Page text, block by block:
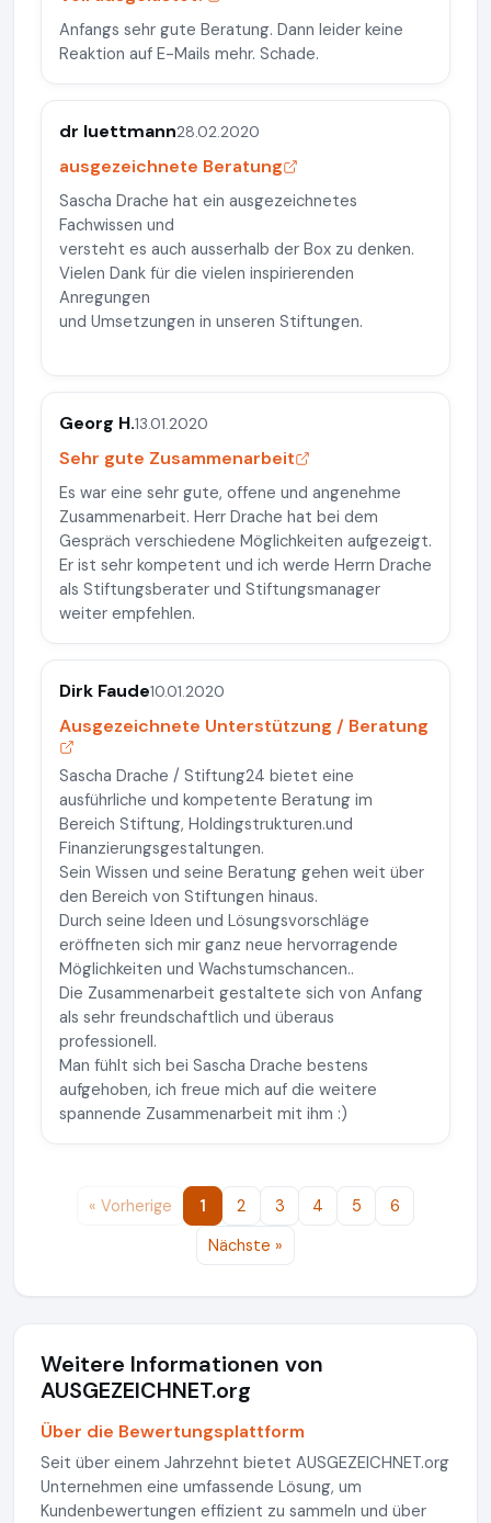
Anfangs sehr gute Beratung. Dann leider keine
Reaktion auf E-Mails mehr. Schade.
dr luettmann28.02.2020
ausgezeichnete Beratung
Sascha Drache hat ein ausgezeichnetes
Fachwissen und
versteht es auch ausserhalb der Box zu denken.
Vielen Dank für die vielen inspirierenden
Anregungen
und Umsetzungen in unseren Stiftungen.
Georg H.13.01.2020
Sehr gute Zusammenarbeit
Es war eine sehr gute, offene und angenehme
Zusammenarbeit. Herr Drache hat bei dem
Gespräch verschiedene Möglichkeiten aufgezeigt.
Er ist sehr kompetent und ich werde Herrn Drache
als Stiftungsberater und Stiftungsmanager
weiter empfehlen.
Dirk Faude10.01.2020
Ausgezeichnete Unterstützung / Beratung
Sascha Drache / Stiftung24 bietet eine
ausführliche und kompetente Beratung im
Bereich Stiftung, Holdingstrukturen.und
Finanzierungsgestaltungen.
Sein Wissen und seine Beratung gehen weit über
den Bereich von Stiftungen hinaus.
Durch seine Ideen und Lösungsvorschläge
eröffneten sich mir ganz neue hervorragende
Möglichkeiten und Wachstumschancen..
Die Zusammenarbeit gestaltete sich von Anfang
als sehr freundschaftlich und überaus
professionell.
Man fühlt sich bei Sascha Drache bestens
aufgehoben, ich freue mich auf die weitere
spannende Zusammenarbeit mit ihm :)
« Vorherige 1 2 3 4 5
6
Nächste »
Weitere Informationen von
AUSGEZEICHNET.org
Über die Bewertungsplattform
Seit über einem Jahrzehnt bietet AUSGEZEICHNET.org
Unternehmen eine umfassende Lösung, um
Kundenbewertungen effizient zu sammeln und über